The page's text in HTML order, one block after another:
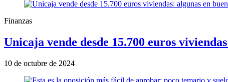
Finanzas
Unicaja vende desde 15.700 euros
10 de octubre de 2024